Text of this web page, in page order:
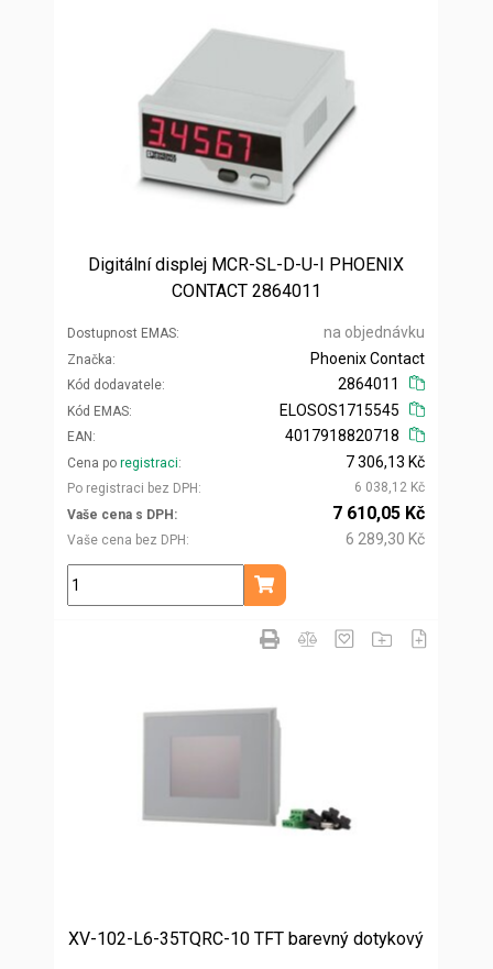
Digitální displej MCR-SL-D-U-I PHOENIX
CONTACT 2864011
Dostupnost EMAS na objednávku
Značka
Kód dodavatele
Phoenix Contact
2864011
Kód EMAS
EAN
ELOSOS1715545
4017918820718
Cena po registraci
Po registraci bez DPH
7 306,13 Kč
6 038,12 Kč
Vaše cena s DPH
Vaše cena bez DPH
7 610,05 Kč
6 289,30 Kč
ks
Přidat do košíku
XV-102-L6-35TQRC-10 TFT barevný dotykový